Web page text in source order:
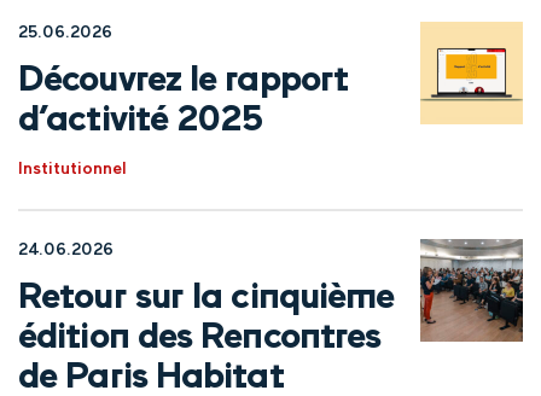
25.06.2026
Découvrez le rapport
d’activité 2025
Institutionnel
24.06.2026
Retour sur la cinquième
édition des Rencontres
de Paris Habitat